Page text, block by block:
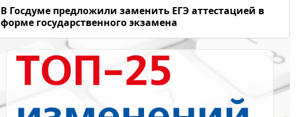
В Госдуме предложили заменить ЕГЭ аттестацией в
форме государственного экзамена